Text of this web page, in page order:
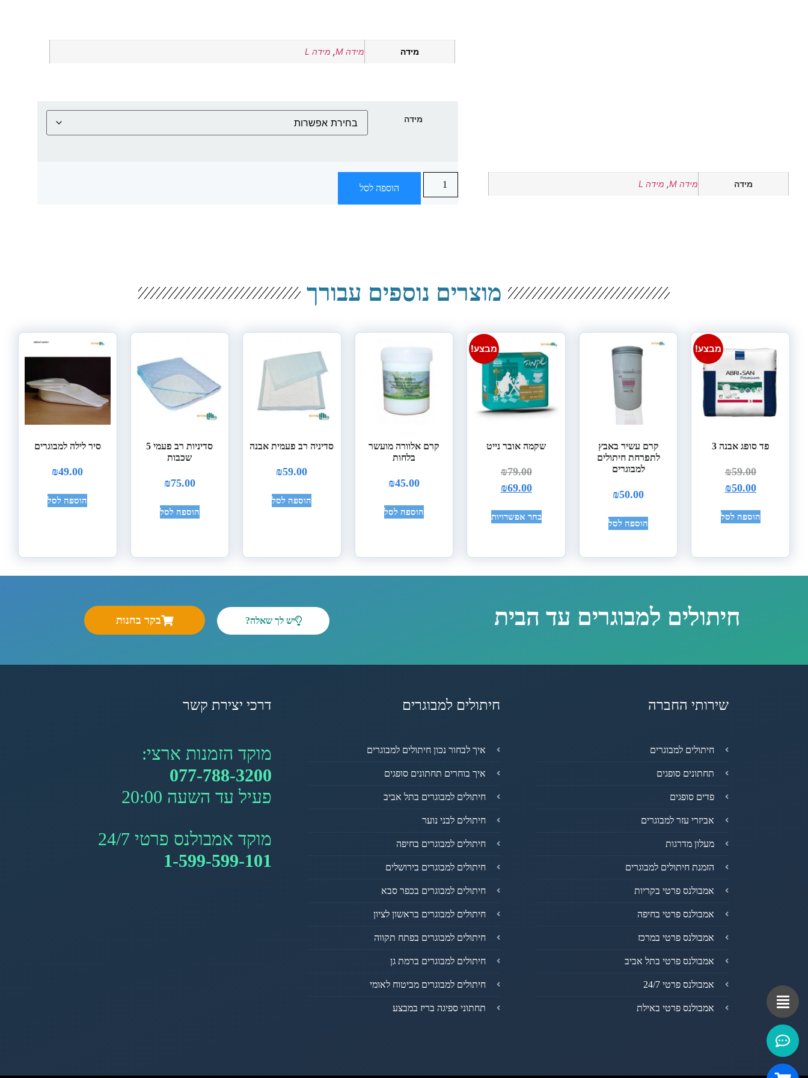
מידה מידה M , מידה L
מידה מידה M , מידה L
מידה
הוספה לסל
מוצרים נוספים עבורך
מבצע!
פד סופג אבנה 3
₪59.00
₪50.00
הוספה לסל
קרם עשיר באבץ
לתפרחת חיתולים
למבוגרים
₪50.00
הוספה לסל
מבצע!
שקמה אובר נייט
₪79.00
₪69.00
בחר אפשרויות
קרם אלוורה מועשר
בלחות
₪45.00
הוספה לסל
סדיניה רב פעמית אבנה
₪59.00
הוספה לסל
סדיניות רב פעמי 5
שכבות
₪75.00
הוספה לסל
סיר לילה למבוגרים
₪49.00
הוספה לסל
חיתולים למבוגרים עד הבית יש לך שאלה? בקר בחנות
שירותי החברה
חיתולים למבוגרים
תחתונים סופגים
פדים סופגים
אביזרי עזר למבוגרים
מעלון מדרגות
הזמנת חיתולים למבוגרים
אמבולנס פרטי בקריות
אמבולנס פרטי בחיפה
אמבולנס פרטי במרכז
אמבולנס פרטי בתל אביב
אמבולנס פרטי 24/7
אמבולנס פרטי באילת
חיתולים למבוגרים
איך לבחור נכון חיתולים למבוגרים
איך בוחרים תחתונים סופגים
חיתולים למבוגרים בתל אביב
חיתולים לבני נוער
חיתולים למבוגרים בחיפה
חיתולים למבוגרים בירושלים
חיתולים למבוגרים בכפר סבא
חיתולים למבוגרים בראשון לציון
חיתולים למבוגרים בפתח תקווה
חיתולים למבוגרים ברמת גן
חיתולים למבוגרים מביטוח לאומי
תחתוני ספיגה בריז במבצע
דרכי יצירת קשר
מוקד הזמנות ארצי:
077-788-3200
פעיל עד השעה 20:00
מוקד אמבולנס פרטי 24/7
1-599-599-101